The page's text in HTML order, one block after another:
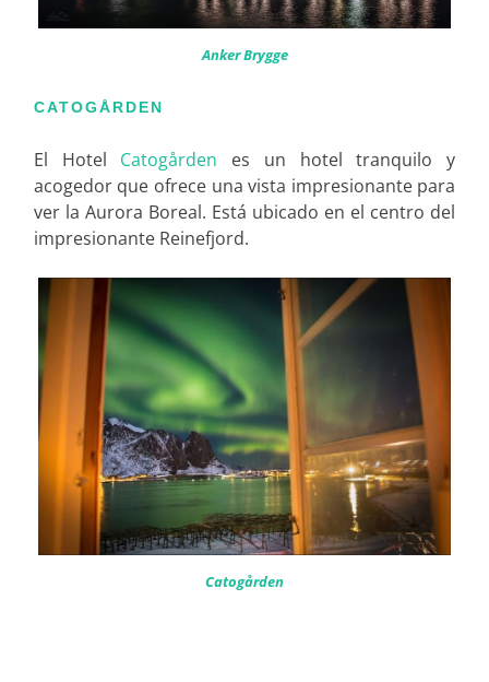
Anker Brygge
CATOGÅRDEN
El Hotel Catogården es un hotel tranquilo y
acogedor que ofrece una vista impresionante para
ver la Aurora Boreal. Está ubicado en el centro del
impresionante Reinefjord.
Catogården